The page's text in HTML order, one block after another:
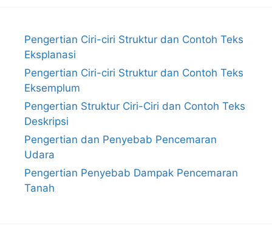
Pengertian Ciri-ciri Struktur dan Contoh Teks
Eksplanasi
Pengertian Ciri-ciri Struktur dan Contoh Teks
Eksemplum
Pengertian Struktur Ciri-Ciri dan Contoh Teks
Deskripsi
Pengertian dan Penyebab Pencemaran
Udara
Pengertian Penyebab Dampak Pencemaran
Tanah